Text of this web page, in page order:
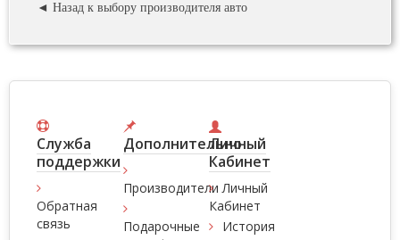
◄ Назад к выбору производителя авто
Служба
поддержки
Обратная
связь
Дополнительно
Производители
Подарочные
Личный
Кабинет
Личный
Кабинет
История